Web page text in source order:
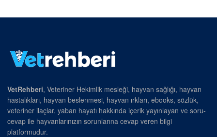
VetRehberi, Veteriner Hekimlik mesleği, hayvan sağlığı, hayvan
hastalıkları, hayvan beslenmesi, hayvan ırkları, ebooks, sözlük,
veteriner ilaçlar, yaban hayatı hakkında içerik yayınlayan ve soru-
cevap ile hayvanlarınızın sorunlarına cevap veren bilgi
platformudur.